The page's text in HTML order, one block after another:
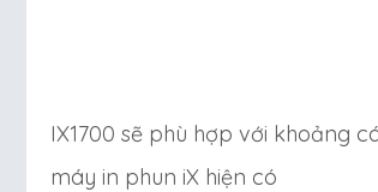
IX1700 sẽ phù hợp với khoảng
máy in phun iX hiện có